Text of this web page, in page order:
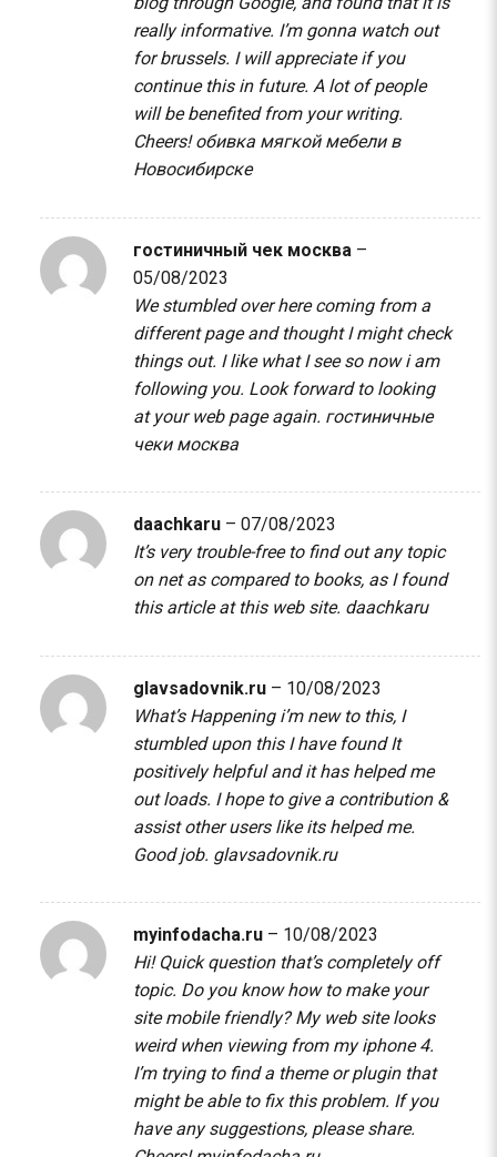
really informative. I’m gonna watch out
for brussels. I will appreciate if you
continue this in future. A lot of people
will be benefited from your writing.
Cheers!обивка мягкой мебели в
Новосибирске
гостиничный чек москва –
05/08/2023
We stumbled over here coming from a
different page and thought I might check
things out. I like what I see so now i am
following you. Look forward to looking
at your web page again. гостиничные
чеки москва
daachkaru – 07/08/2023
It’s very trouble-free to find out any topic
on net as compared to books, as I found
this article at this web site. daachkaru
glavsadovnik.ru – 10/08/2023
What’s Happening i’m new to this, I
stumbled upon this I have found It
positively helpful and it has helped me
out loads. I hope to give a contribution &
assist other users like its helped me.
Good job. glavsadovnik.ru
myinfodacha.ru – 10/08/2023
Hi! Quick question that’s completely off
topic. Do you know how to make your
site mobile friendly? My web site looks
weird when viewing from my iphone 4.
I’m trying to find a theme or plugin that
might be able to fix this problem. If you
have any suggestions, please share.